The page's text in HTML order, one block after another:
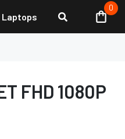
Laptops
0
FHD 1080P